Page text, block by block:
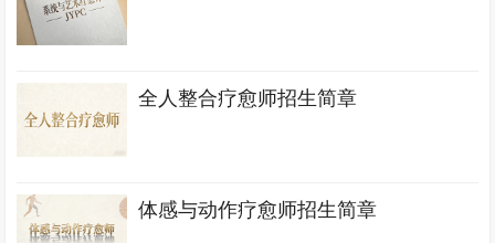
全人整合疗愈师招生简章
体感与动作疗愈师招生简章